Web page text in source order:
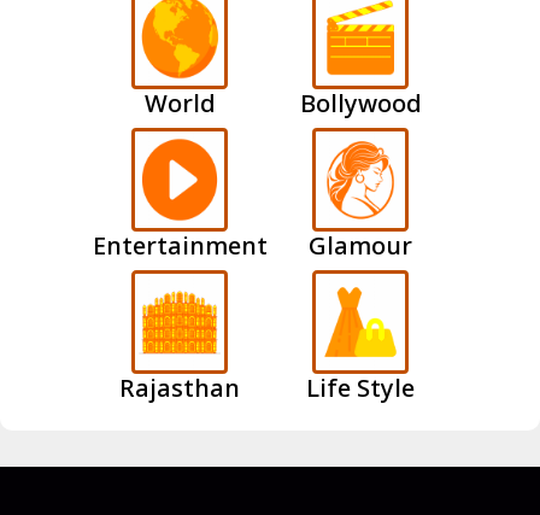
World Bollywood
Entertainment Glamour
Rajasthan Life Style